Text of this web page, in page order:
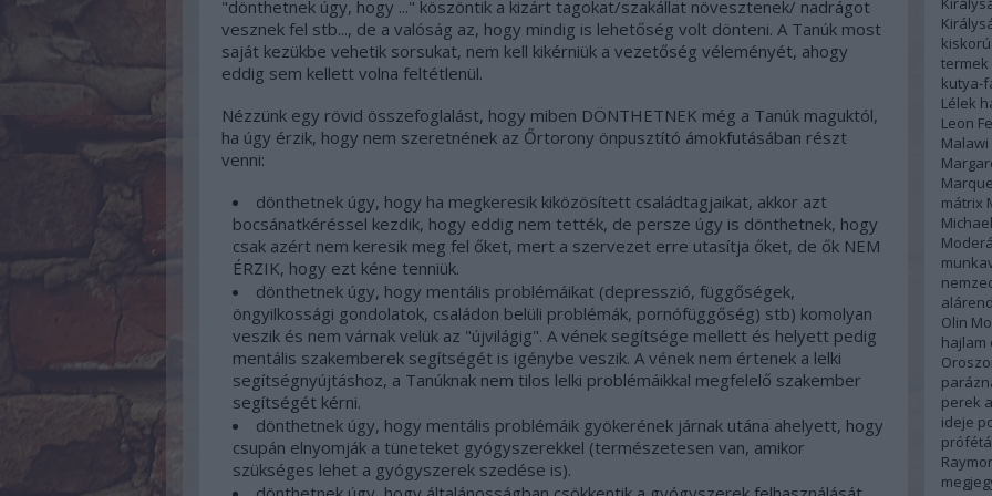
"dönthetnek úgy, hogy ..." köszöntik a kizárt tagokat/szakállat növesztenek/ nadrágot
vesznek fel stb..., de a valóság az, hogy mindig is lehetőség volt dönteni. A Tanúk most
saját kezükbe vehetik sorsukat, nem kell kikérniük a vezetőség véleményét, ahogy
eddig sem kellett volna feltétlenül.
Nézzünk egy rövid összefoglalást, hogy miben DÖNTHETNEK még a Tanúk maguktól,
ha úgy érzik, hogy nem szeretnének az Őrtorony önpusztító ámokfutásában részt
venni:
dönthetnek úgy, hogy ha megkeresik kiközösített családtagjaikat, akkor azt
bocsánatkéréssel kezdik, hogy eddig nem tették, de persze úgy is dönthetnek, hogy
csak azért nem keresik meg fel őket, mert a szervezet erre utasítja őket, de ők NEM
ÉRZIK, hogy ezt kéne tenniük.
dönthetnek úgy, hogy mentális problémáikat (depresszió, függőségek,
öngyilkossági gondolatok, családon belüli problémák, pornófüggőség) stb) komolyan
veszik és nem várnak velük az "újvilágig". A vének segítsége mellett és helyett pedig
mentális szakemberek segítségét is igénybe veszik. A vének nem értenek a lelki
segítségnyújtáshoz, a Tanúknak nem tilos lelki problémáikkal megfelelő szakember
segítségét kérni.
dönthetnek úgy, hogy mentális problémáik gyökerének járnak utána ahelyett, hogy
csupán elnyomják a tüneteket gyógyszerekkel (természetesen van, amikor
szükséges lehet a gyógyszerek szedése is).
kutya-
Lélek
Leon
Malawi
mátrix
Olin
hajlam
perek
ideje